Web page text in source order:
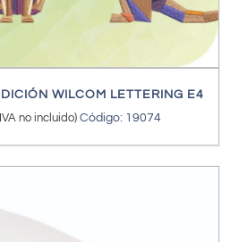
WILCOM LETTERING E4
no incluido) Código: 19074